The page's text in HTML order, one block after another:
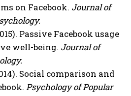
on Facebook. Journal of
Passive Facebook usage
well-being. Journal of
Social comparison and
Psychology of Popular